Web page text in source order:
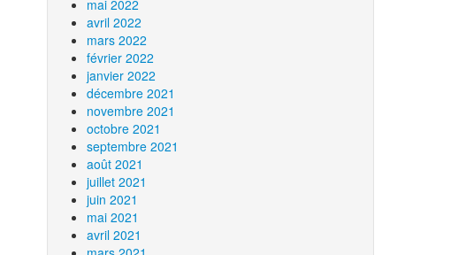
mai 2022
avril 2022
mars 2022
février 2022
janvier 2022
décembre 2021
novembre 2021
octobre 2021
septembre 2021
août 2021
juillet 2021
juin 2021
mai 2021
avril 2021